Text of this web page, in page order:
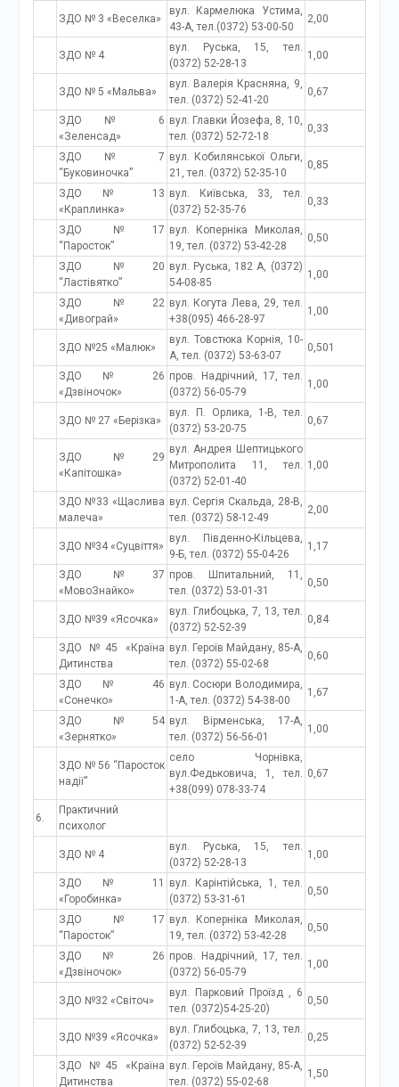
ЗДО № 3 «Веселка»
вул. Кармелюка Устима,
43-А, тел.(0372) 53-00-50
2,00
ЗДО № 4
вул. Руська, 15, тел.
(0372) 52-28-13
1,00
ЗДО № 5 «Мальва»
вул. Валерія Красняна, 9,
тел. (0372) 52-41-20
0,67
ЗДО № 6
«Зеленсад»
вул. Главки Йозефа, 8, 10,
тел. (0372) 52-72-18
0,33
ЗДО № 7
“Буковиночка”
вул. Кобилянської Ольги,
21, тел. (0372) 52-35-10
0,85
ЗДО № 13
«Краплинка»
вул. Київська, 33, тел.
(0372) 52-35-76
0,33
ЗДО №17
“Паросток”
вул. Коперніка Миколая,
19, тел. (0372) 53-42-28
0,50
ЗДО №20
“Ластівятко”
вул. Руська, 182 А, (0372)
54-08-85
1,00
ЗДО №22
«Дивограй»
вул. Когута Лева, 29, тел.
+38(095) 466-28-97
1,00
ЗДО №25 «Малюк»
вул. Товстюка Корнія, 10-
А, тел. (0372) 53-63-07
0,501
ЗДО № 26
«Дзвіночок»
пров. Надрічний, 17, тел.
(0372) 56-05-79
1,00
ЗДО № 27 «Берізка»
вул. П. Орлика, 1-В, тел.
(0372) 53-20-75
0,67
ЗДО №29
«Капітошка»
вул. Андрея Шептицького
Митрополита 11, тел.
(0372) 52-01-40
1,00
ЗДО №33 «Щаслива
малеча»
вул. Сергія Скальда, 28-В,
тел. (0372) 58-12-49
2,00
ЗДО №34 «Суцвіття»
вул. Південно-Кільцева,
9-Б, тел. (0372) 55-04-26
1,17
ЗДО №37
«МовоЗнайко»
пров. Шпитальний, 11,
тел. (0372) 53-01-31
0,50
ЗДО №39 «Ясочка»
вул. Глибоцька, 7, 13, тел.
(0372) 52-52-39
0,84
ЗДО №45 «Країна
Дитинства
вул. Героїв Майдану, 85-А,
тел. (0372) 55-02-68
0,60
ЗДО № 46
«Сонечко»
вул. Сосюри Володимира,
1-А, тел. (0372) 54-38-00
1,67
ЗДО №54
«Зернятко»
вул. Вірменська, 17-А,
тел. (0372) 56-56-01
1,00
ЗДО № 56 “Паросток
надії”
село Чорнівка,
вул.Федьковича, 1, тел.
+38(099) 078-33-74
0,67
6.
Практичний
психолог
ЗДО № 4
вул. Руська, 15, тел.
(0372) 52-28-13
1,00
ЗДО № 11
«Горобинка»
вул. Карінтійська, 1, тел.
(0372) 53-31-61
0,50
ЗДО №17
“Паросток”
вул. Коперніка Миколая,
19, тел. (0372) 53-42-28
0,50
ЗДО № 26
«Дзвіночок»
пров. Надрічний, 17, тел.
(0372) 56-05-79
1,00
ЗДО №32 «Світоч»
вул. Парковий Проїзд , 6
тел. (0372)54-25-20)
0,50
ЗДО №39 «Ясочка»
вул. Глибоцька, 7, 13, тел.
(0372) 52-52-39
0,25
ЗДО №45 «Країна
Дитинства
вул. Героїв Майдану, 85-А,
тел. (0372) 55-02-68
1,50